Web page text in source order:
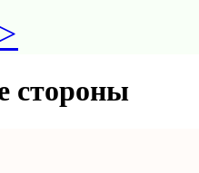
стороны